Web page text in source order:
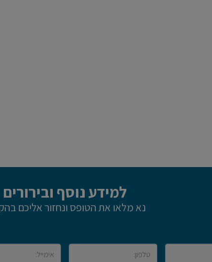
למידע נוסף ובירורים
נא מלאו את הטופס ונחזור אליכם